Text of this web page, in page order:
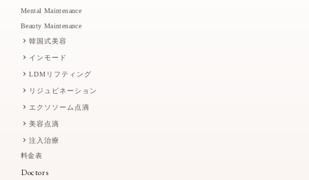
Mental Maintenance
Beauty Maintenance
韓国式美容
インモード
LDMリフティング
リジュビネーション
エクソソーム点滴
美容点滴
注入治療
料金表
Doctors